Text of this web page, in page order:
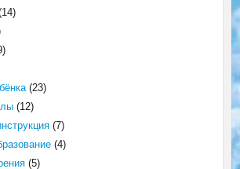
(23)
(12)
(7)
(4)
(5)